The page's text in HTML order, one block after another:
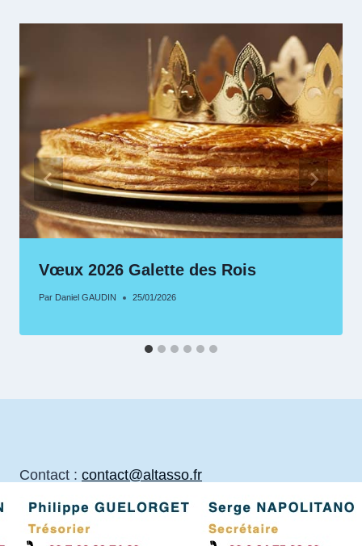
Vœux 2026 Galette des Rois
Par Daniel GAUDIN 25/01/2026
Contact : contact@altasso.fr